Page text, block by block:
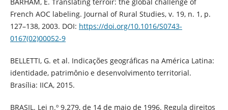
French AOC labeling. Journal of Rural Studies, v. 19, n. 1, p.
127–138, 2003. DOI: https://doi.org/10.1016/S0743-
0167(02)00052-9
BELLETTI, G. et al. Indicações geográficas na América Latina:
identidade, patrimônio e desenvolvimento territorial.
Brasília: IICA, 2015.
BRASIL. Lei n.º 9.279, de 14 de maio de 1996. Regula direitos